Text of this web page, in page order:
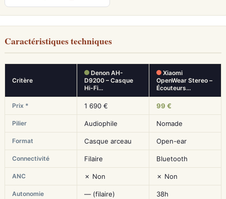
Caractéristiques techniques
Critère
Denon AH-
D9200 – Casque
Hi-Fi…
Xiaomi
OpenWear Stereo –
Écouteurs…
Prix * 1 690 € 99 €
Pilier Audiophile Nomade
Format Casque arceau Open-ear
Connectivité Filaire Bluetooth
ANC ✗ Non ✗ Non
Autonomie — (filaire) 38h